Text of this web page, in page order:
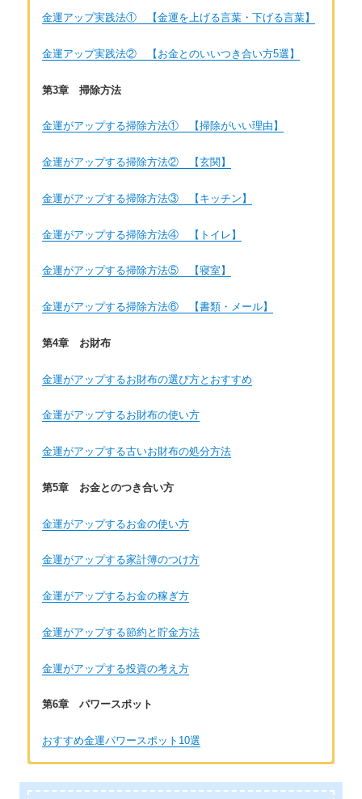
金運アップ実践法① 【金運を上げる言葉・下げる言葉】
金運アップ実践法② 【お金とのいいつき合い方5選】
第3章 掃除方法
金運がアップする掃除方法① 【掃除がいい理由】
金運がアップする掃除方法② 【玄関】
金運がアップする掃除方法③ 【キッチン】
金運がアップする掃除方法④ 【トイレ】
金運がアップする掃除方法⑤ 【寝室】
金運がアップする掃除方法⑥ 【書類・メール】
第4章 お財布
金運がアップするお財布の選び方とおすすめ
金運がアップするお財布の使い方
金運がアップする古いお財布の処分方法
第5章 お金とのつき合い方
金運がアップするお金の使い方
金運がアップする家計簿のつけ方
金運がアップするお金の稼ぎ方
金運がアップする節約と貯金方法
金運がアップする投資の考え方
第6章 パワースポット
おすすめ金運パワースポット10選